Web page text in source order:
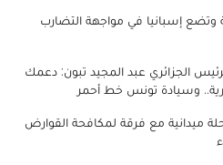
وتضع إسبانيا في مواجهة التضارب
الجزائري عبد المجيد تبون: دعمك
وسيادة تونس خط أحمر
ميدانية مع فرقة لمكافحة القوارض